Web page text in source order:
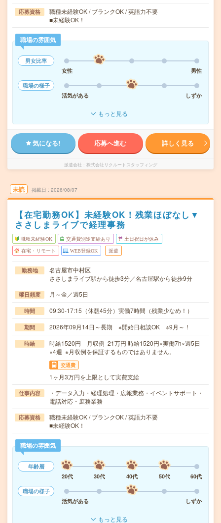
応募資格
職種未経験OK / ブランクOK / 英語力不要
■未経験OK！
職場の雰囲気
男女比率
女性
男性
職場の様子
活気がある
しずか
もっと見る
気になる! 応募へ進む 詳しく見る
派遣会社 株式会社リクルートスタッフィング
未読 掲載日 2026/08/07
【在宅勤務OK】未経験OK！残業ほぼなし▼
ささしまライブで経理事務
職種未経験OK 交通費別途支給あり 土日祝日が休み
在宅・リモート WEB登録OK 派遣
勤務地
名古屋市中村区
ささしまライブ駅から徒歩3分／名古屋駅から徒歩9分
曜日頻度 月～金／週5日
時間 09:30-17:15（休憩45分）実働7時間（残業少なめ！）
期間 2026年09月14日～長期 ※開始日相談OK ※9月～！
時給
時給1520円 月収例 21万円 時給1520円×実働7h×週5日
×4週 ※月収例を保証するものではありません。
交通費
1ヶ月3万円を上限として実費支給
仕事内容
・データ入力・経理処理・広報業務・イベントサポート・
電話対応・庶務業務
応募資格
職種未経験OK / ブランクOK / 英語力不要
■未経験OK！
職場の雰囲気
年齢層
20代
30代 40代 50代
60代
職場の様子
活気がある
しずか
もっと見る